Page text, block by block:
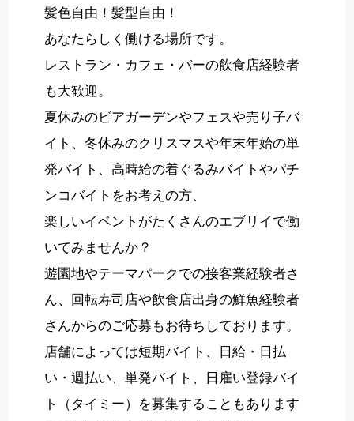
髪色自由！髪型自由！
あなたらしく働ける場所です。
レストラン・カフェ・バーの飲食店経験者
も大歓迎。
夏休みのビアガーデンやフェスや売り子バ
イト、冬休みのクリスマスや年末年始の単
発バイト、高時給の着ぐるみバイトやパチ
ンコバイトをお考えの方、
楽しいイベントがたくさんのエブリイで働
いてみませんか？
遊園地やテーマパークでの接客業経験者さ
ん、回転寿司店や飲食店出身の鮮魚経験者
さんからのご応募もお待ちしております。
店舗によっては短期バイト、日給・日払
い・週払い、単発バイト、日雇い登録バイ
ト（タイミー）を募集することもあります